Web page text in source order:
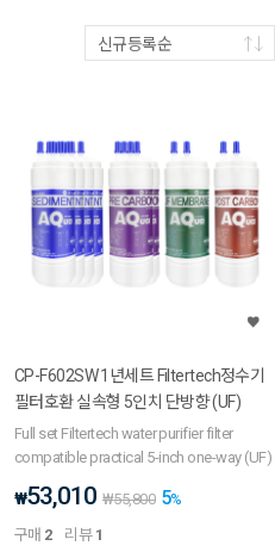
신규등록순
CP-F602SW 1년세트 Filtertech정수기
필터호환 실속형 5인치 단방향 (UF)
Full set Filtertech water purifier filter
compatible practical 5-inch one-way (UF)
₩53,010 ₩55,800 5%
구매 2 리뷰 1